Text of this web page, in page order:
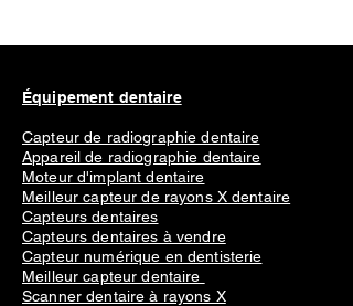
Équipement dentaire
Capteur de radiographie dentaire
Appareil de radiographie dentaire
Moteur d'implant dentaire
Meilleur capteur de rayons X dentaire
Capteurs dentaires
Capteurs dentaires à vendre
Capteur numérique en dentisterie
Meilleur capteur dentaire
Scanner dentaire à rayons X